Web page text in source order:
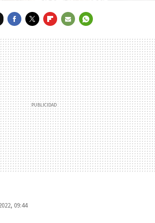
MAIL
09:44